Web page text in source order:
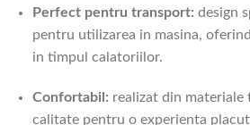
Perfect pentru transport: design
pentru utilizarea in masina,
in timpul calatoriilor.
Confortabil: realizat din materiale
calitate pentru o experienta